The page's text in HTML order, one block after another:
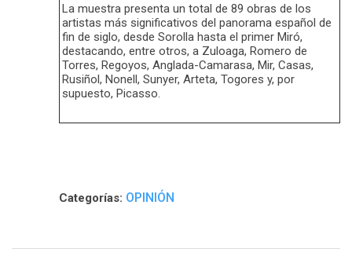
La muestra presenta un total de 89 obras de los
artistas más significativos del panorama español de
fin de siglo, desde Sorolla hasta el primer Miró,
destacando, entre otros, a Zuloaga, Romero de
Torres, Regoyos, Anglada-Camarasa, Mir, Casas,
Rusiñol, Nonell, Sunyer, Arteta, Togores y, por
supuesto, Picasso.
Categorías: OPINIÓN